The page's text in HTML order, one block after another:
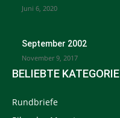
Juni 6, 2020
September 2002
November 9, 2017
BELIEBTE KATEGORIE
Rundbriefe